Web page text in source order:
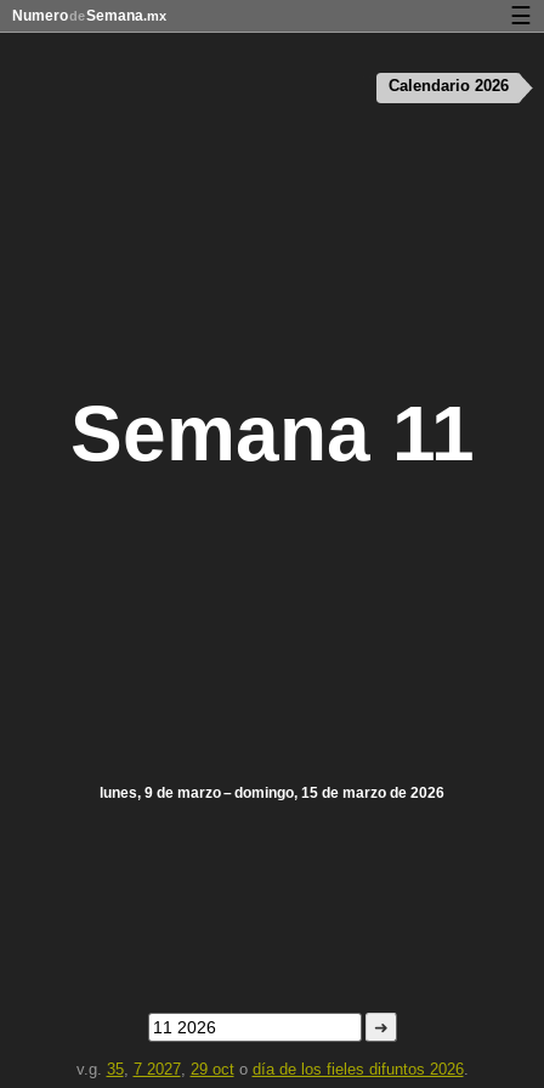
Semana 11
lunes, 9 de marzo – domingo, 15 de marzo de 2026
➜
v.g. 35, 7 2027, 29 octo día de los fieles difuntos 2026.
Calendario 2026
NumerodeSemana.mx ☰